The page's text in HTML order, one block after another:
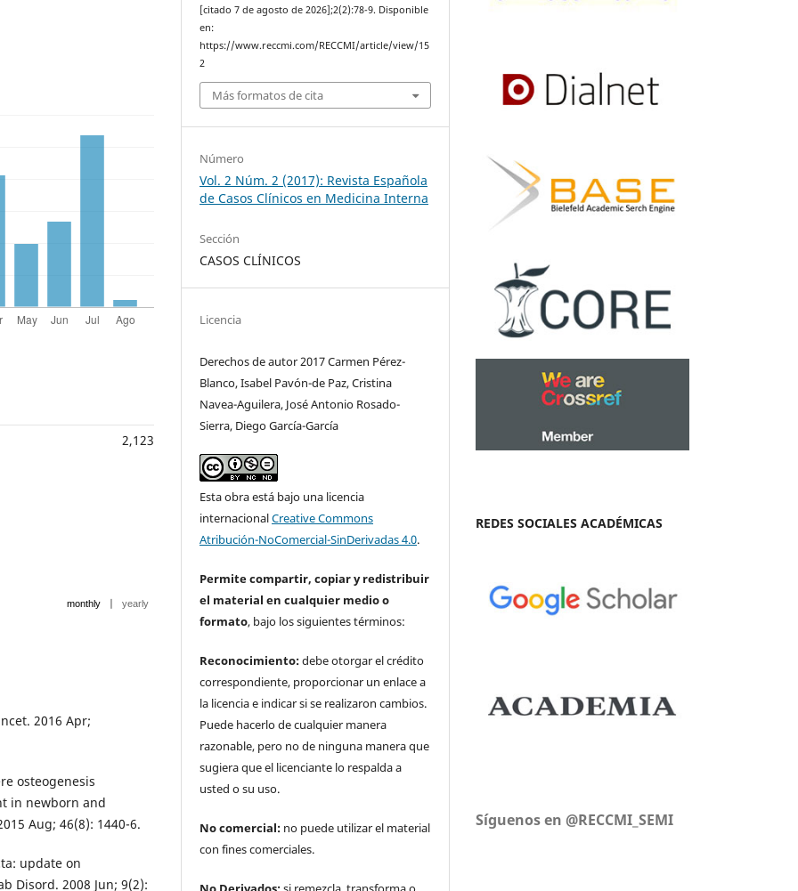
2,123
monthly | yearly
2016 Apr;
osteogenesis
in newborn and
Aug; 46(8): 1440-6.
update on
Disord. 2008 Jun; 9(2):
[citado 7 de agosto de 2026];2(2):78-9. Disponible
en:
https://www.reccmi.com/RECCMI/article/view/15
2
Más formatos de cita
Número
Vol. 2 Núm. 2 (2017): Revista Española
de Casos Clínicos en Medicina Interna
Sección
CASOS CLÍNICOS
Licencia
Derechos de autor 2017 Carmen Pérez-
Blanco, Isabel Pavón-de Paz, Cristina
Navea-Aguilera, José Antonio Rosado-
Sierra, Diego García-García
Esta obra está bajo una licencia
internacionalCreative Commons
Atribución-NoComercial-SinDerivadas 4.0.
Permite compartir, copiar y redistribuir
el material en cualquier medio o
formato, bajo los siguientes términos:
Reconocimiento:debe otorgar el crédito
correspondiente, proporcionar un enlace a
la licencia e indicar si se realizaron cambios.
Puede hacerlo de cualquier manera
razonable, pero no de ninguna manera que
sugiera que el licenciante lo respalda a
usted o su uso.
No comercial: no puede utilizar el material
con fines comerciales.
REDES SOCIALES ACADÉMICAS
Síguenos en @RECCMI_SEMI